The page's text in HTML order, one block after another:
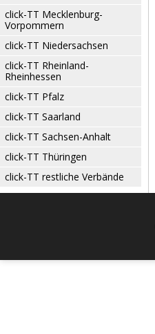
click-TT Mecklenburg-
Vorpommern
click-TT Niedersachsen
click-TT Rheinland-
Rheinhessen
click-TT Pfalz
click-TT Saarland
click-TT Sachsen-Anhalt
click-TT Thüringen
click-TT restliche Verbände